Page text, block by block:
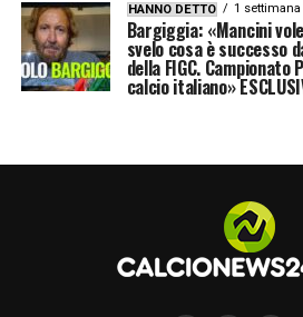
HANNO DETTO 1 settimana
Bargiggia: «Mancini
svelo cosa è successo
della FIGC. Campionato
calcio italiano»